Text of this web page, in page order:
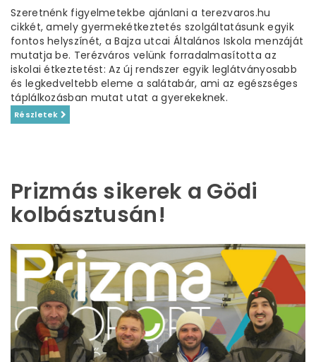
Szeretnénk figyelmetekbe ajánlani a terezvaros.hu
cikkét, amely gyermekétkeztetés szolgáltatásunk egyik
fontos helyszínét, a Bajza utcai Általános Iskola menzáját
mutatja be. Terézváros velünk forradalmasította az
iskolai étkeztetést: Az új rendszer egyik leglátványosabb
és legkedveltebb eleme a salátabár, ami az egészséges
táplálkozásban mutat utat a gyerekeknek.
Részletek
Prizmás sikerek a Gödi
kolbásztusán!